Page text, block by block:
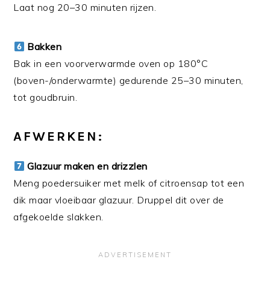
Laat nog 20–30 minuten rijzen.
Bakken
Bak in een voorverwarmde oven op 180°C
(boven-/onderwarmte) gedurende 25–30 minuten,
tot goudbruin.
AFWERKEN:
Glazuur maken en drizzlen
Meng poedersuiker met melk of citroensap tot een
dik maar vloeibaar glazuur. Druppel dit over de
afgekoelde slakken.